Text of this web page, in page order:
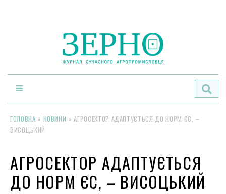
ГОЛОВНА » НОВИНИ »АГРОСЕКТОР АДАПТУЄТЬСЯ ДО НОРМ ЄС, –
ВИСОЦЬКИЙ
АГРОСЕКТОР АДАПТУЄТЬСЯ
ДО НОРМ ЄС, – ВИСОЦЬКИЙ